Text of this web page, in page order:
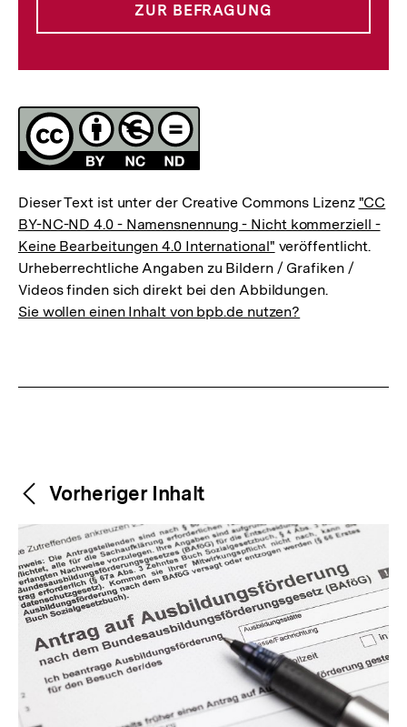
ZUR BEFRAGUNG
Lizenz
Dieser Text ist unter der Creative Commons Lizenz "CC
BY-NC-ND 4.0 - Namensnennung - Nicht kommerziell -
Keine Bearbeitungen 4.0 International" veröffentlicht.
Urheberrechtliche Angaben zu Bildern / Grafiken /
Videos finden sich direkt bei den Abbildungen.
Sie wollen einen Inhalt von bpb.de nutzen?
Weitere
Inhalte
Content-
Navigation
Vorheriger Inhalt